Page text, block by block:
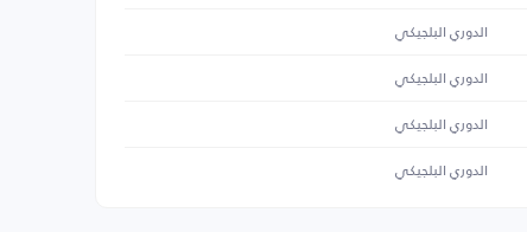
الدوري البلجيكي
الدوري البلجيكي
الدوري البلجيكي
الدوري البلجيكي